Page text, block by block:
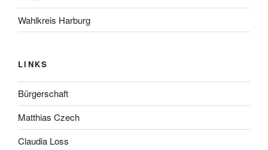
Wahlkreis Harburg
LINKS
Bürgerschaft
Matthias Czech
Claudia Loss